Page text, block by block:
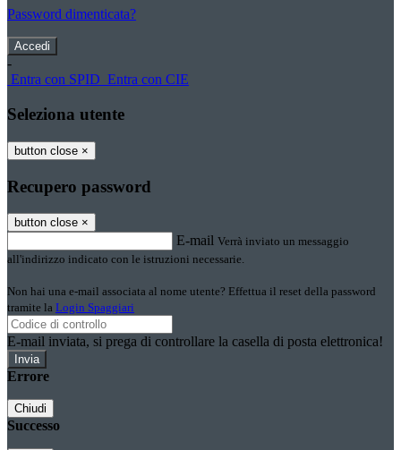
Password dimenticata?
-
Entra con SPID Entra con CIE
Seleziona utente
button close ×
Recupero password
button close ×
E-mail Verrà inviato un messaggio
all'indirizzo indicato con le istruzioni necessarie.
Non hai una e-mail associata al nome utente? Effettua il reset della password
tramite la Login Spaggiari
E-mail inviata, si prega di controllare la casella di posta elettronica!
Errore
Chiudi
Successo